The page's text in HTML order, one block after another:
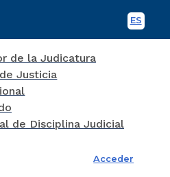
ES
Acceder